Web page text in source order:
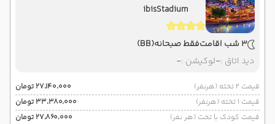
ibisStadium
3 شب اقامت فقط صبحانه(BB)
دید اتاق :-لوکیشن :-
قیمت 2 تخته (هرنفر)
۲۷٬۱۴۰٬۰۰۰ تومان
قیمت 1 تخته (هرنفر)
۳۳٬۳۸۰٬۰۰۰ تومان
قیمت کودک با تخت (هر نفر)
۲۷٬۸۶۰٬۰۰۰ تومان